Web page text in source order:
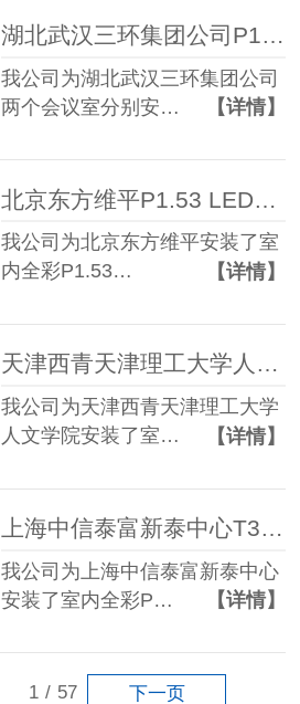
湖北武汉三环集团公司P1.5pro两套LED显示屏
我公司为湖北武汉三环集团公司
两个会议室分别安…
【详情】
北京东方维平P1.53 LED显示屏
我公司为北京东方维平安装了室
内全彩P1.53…
【详情】
天津西青天津理工大学人文学院P1.86 LED显示屏
我公司为天津西青天津理工大学
人文学院安装了室…
【详情】
上海中信泰富新泰中心T3楼加装P1.86 LED显示屏
我公司为上海中信泰富新泰中心
安装了室内全彩P…
【详情】
1 / 57 下一页